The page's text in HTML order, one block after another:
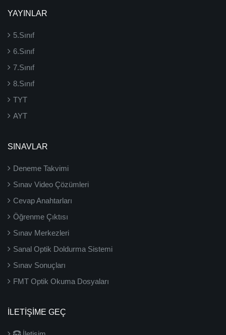
YAYINLAR
5.Sınıf
6.Sınıf
7.Sınıf
8.Sınıf
TYT
AYT
SINAVLAR
Deneme Takvimi
Sınav Video Çözümleri
Cevap Anahtarları
Öğrenme Çıktısı
Sınav Merkezleri
Sanal Optik Doldurma Sistemi
Sınav Sonuçları
FMT Optik Okuma Dosyaları
İLETIŞIME GEÇ